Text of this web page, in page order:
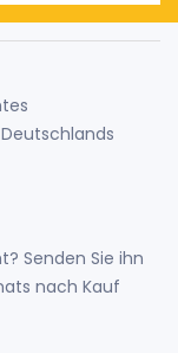
Senden Sie ihn
nach Kauf